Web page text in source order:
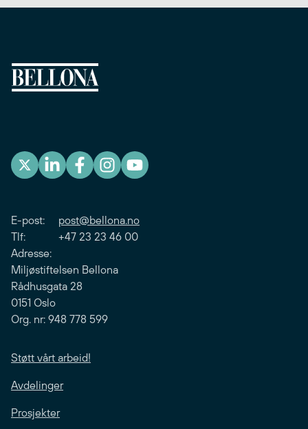
E-post: post@bellona.no
Tlf: +47 23 23 46 00
Adresse:
Miljøstiftelsen Bellona
Rådhusgata 28
0151 Oslo
Org. nr: 948 778 599
Støtt vårt arbeid!
Avdelinger
Prosjekter